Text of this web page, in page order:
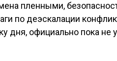
пленными,
по деэскалации
дня, официально пока не